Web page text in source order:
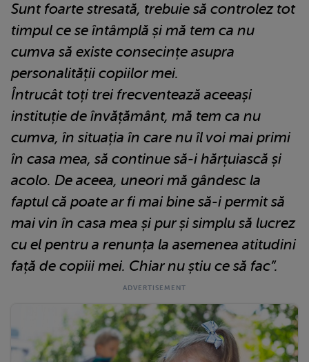
Sunt foarte stresată, trebuie să controlez tot
timpul ce se întâmplă și mă tem ca nu
cumva să existe consecințe asupra
personalității copiilor mei.
Întrucât toți trei frecventează aceeași
instituție de învățământ, mă tem ca nu
cumva, în situația în care nu îl voi mai primi
în casa mea, să continue să-i hărțuiască și
acolo. De aceea, uneori mă gândesc la
faptul că poate ar fi mai bine să-i permit să
mai vin în casa mea și pur și simplu să lucrez
cu el pentru a renunța la asemenea atitudini
față de copiii mei. Chiar nu știu ce să fac”.